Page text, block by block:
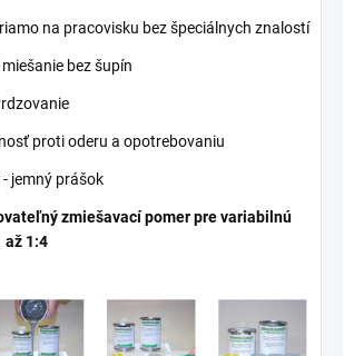
na pracovisku bez špeciálnych znalostí
bez šupín
proti oderu a opotrebovaniu
jemný prášok
zmiešavací pomer pre variabilnú
až 1:4